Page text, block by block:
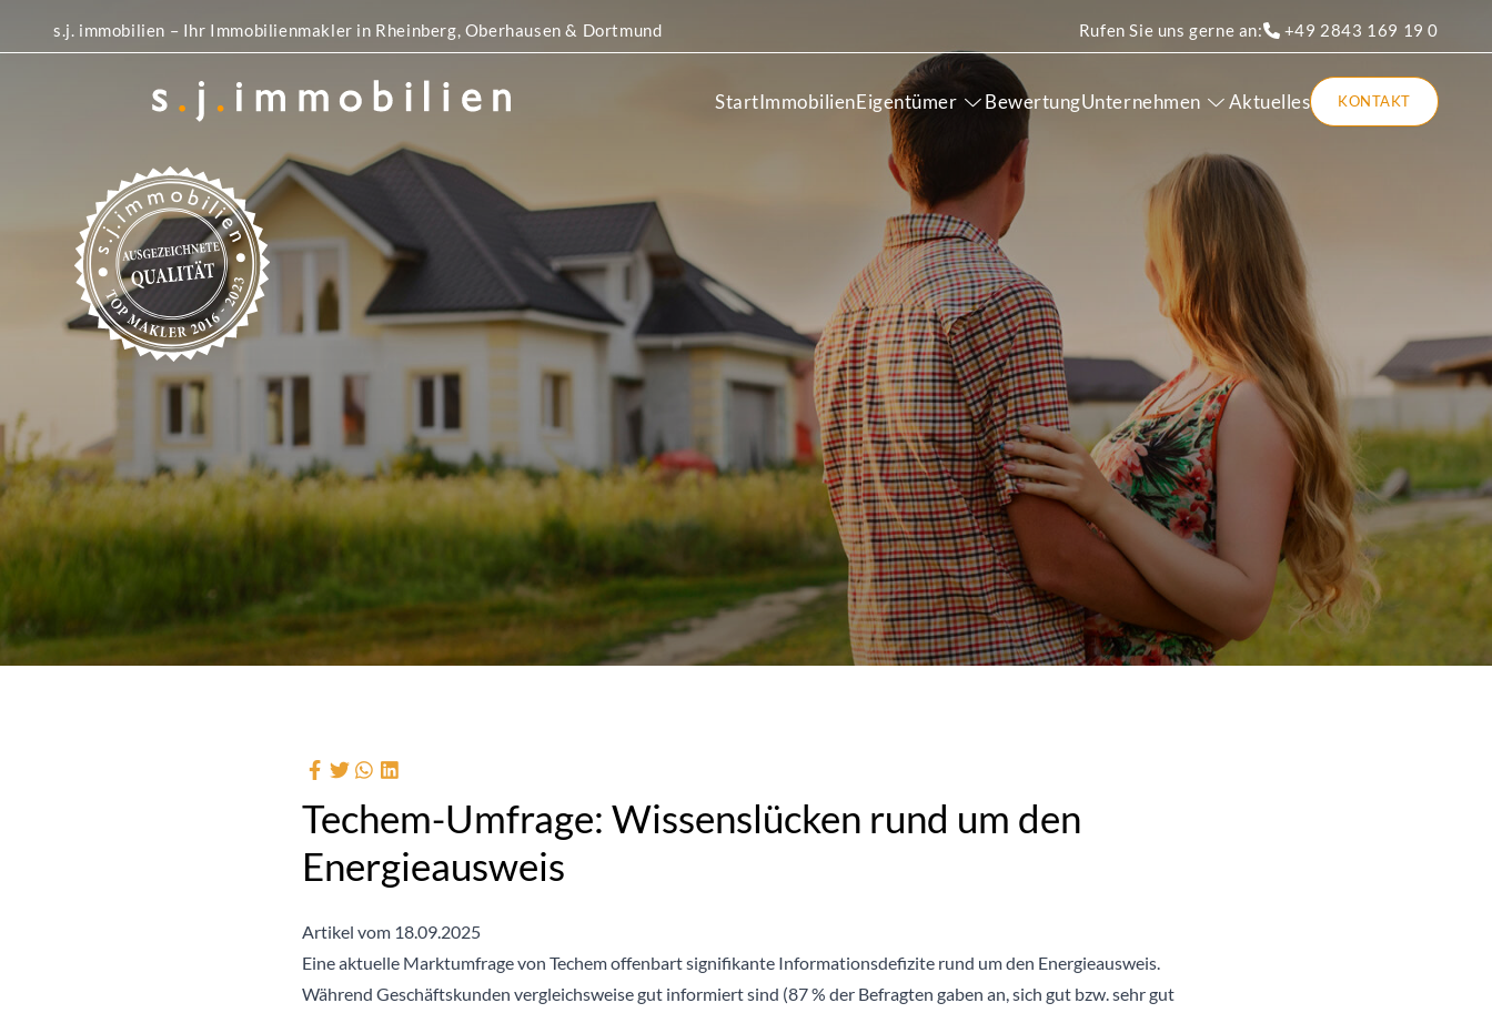
s.j. immobilien – Ihr Immobilienmakler in Rheinberg, Oberhausen & Dortmund Rufen Sie uns gerne an: +49 2843 169 19 0
StartImmobilienEigentümer BewertungUnternehmen Aktuelles KONTAKT
Techem-Umfrage: Wissenslücken rund um den
Energieausweis
Artikel vom 18.09.2025
Eine aktuelle Marktumfrage von Techem offenbart signifikante Informationsdefizite rund um den Energieausweis.
Während Geschäftskunden vergleichsweise gut informiert sind (87 % der Befragten gaben an, sich gut bzw. sehr gut